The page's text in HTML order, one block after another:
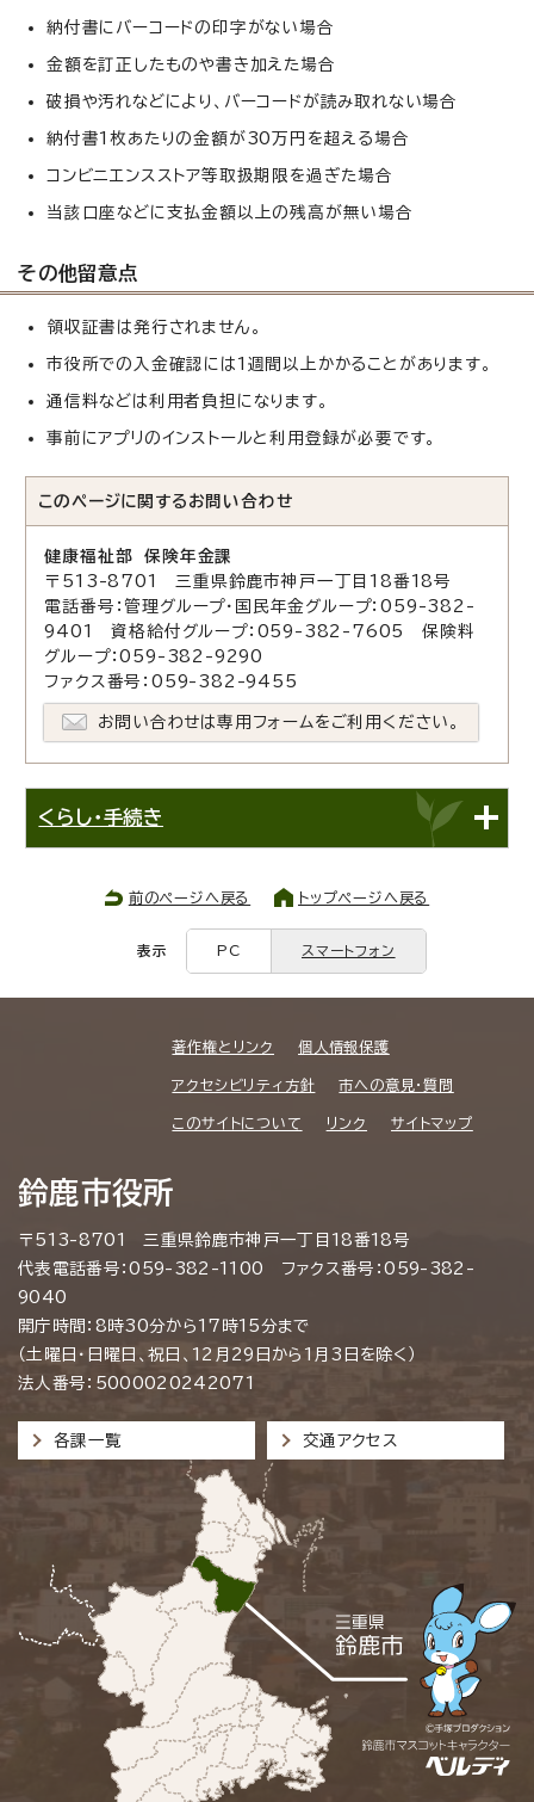
納付書にバーコードの印字がない場合
金額を訂正したものや書き加えた場合
破損や汚れなどにより、バーコードが読み取れない場合
納付書1枚あたりの金額が30万円を超える場合
コンビニエンスストア等取扱期限を過ぎた場合
当該口座などに支払金額以上の残高が無い場合
その他留意点
領収証書は発行されません。
市役所での入金確認には1週間以上かかることがあります。
通信料などは利用者負担になります。
事前にアプリのインストールと利用登録が必要です。
このページに関する お問い合わせ
健康福祉部 保険年金課
〒513-8701 三重県鈴鹿市神戸一丁目18番18号
電話番号：管理グループ・国民年金グループ：059-382-
9401 資格給付グループ：059-382-7605 保険料
グループ：059-382-9290
ファクス番号：059-382-9455
お問い合わせは専用フォームをご利用ください。
くらし・手続き
前のページへ戻る トップページへ戻る
表示 PC スマートフォン
著作権とリンク 個人情報保護
アクセシビリティ方針 市への意見・質問
このサイトについて リンク サイトマップ
鈴鹿市役所
〒513-8701 三重県鈴鹿市神戸一丁目18番18号
代表電話番号：059-382-1100 ファクス番号：059-382-
9040
開庁時間：8時30分から17時15分まで
（土曜日・日曜日、祝日、12月29日から1月3日を除く）
法人番号：5000020242071
各課一覧 交通アクセス